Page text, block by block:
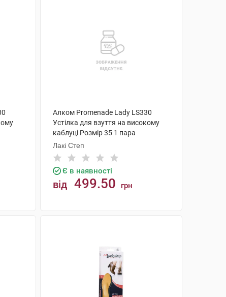
Алком Promenade Lady LS330
Устілка для взуття на високому
каблуці Розмір 35 1 пара
Лакі Степ
Є в наявності
від 499.50 грн